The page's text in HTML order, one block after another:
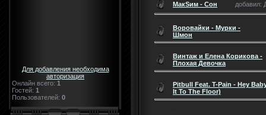
Для добавления необходима
авторизация
Онлайн всего: 1
Гостей: 1
Пользователей: 0
МакSим - Сон добавил:
Воровайки - Мурки -
Шмон
Винтаж и Елена Корикова -
Плохая Девочка
Pitbull Feat. T-Pain - Hey
It To The Floor)